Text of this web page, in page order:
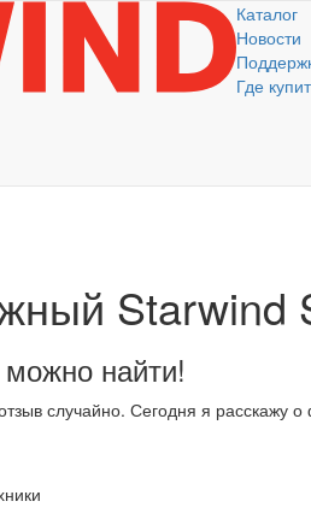
Каталог
Новости
Где
Starwind
найти!
случайно. Сегодня я